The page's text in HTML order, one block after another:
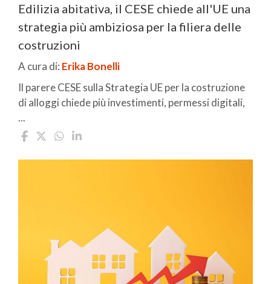
Edilizia abitativa, il CESE chiede all'UE una
strategia più ambiziosa per la filiera delle
costruzioni
A cura di: Erika Bonelli
Il parere CESE sulla Strategia UE per la costruzione
di alloggi chiede più investimenti, permessi digitali,
...